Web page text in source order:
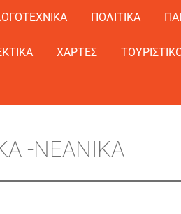
ΠΟΛΙΤΙΚΑ
ΧΑΡΤΕΣ
-ΝΕΑΝΙΚΑ